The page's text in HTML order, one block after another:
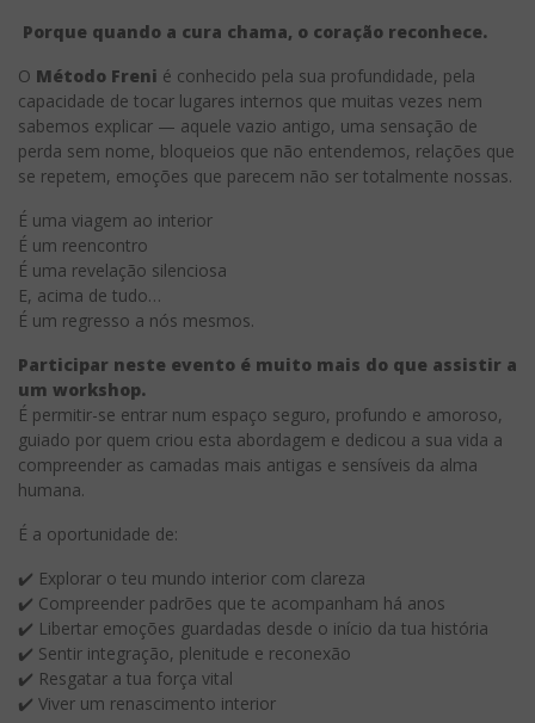
Porque quando a cura chama, o coração reconhece.
O Método Freni é conhecido pela sua profundidade, pela
capacidade de tocar lugares internos que muitas vezes nem
sabemos explicar — aquele vazio antigo, uma sensação de
perda sem nome, bloqueios que não entendemos, relações que
se repetem, emoções que parecem não ser totalmente nossas.
É uma viagem ao interior
É um reencontro
É uma revelação silenciosa
E, acima de tudo…
É um regresso a nós mesmos.
Participar neste evento é muito mais do que assistir a
um workshop.
É permitir-se entrar num espaço seguro, profundo e amoroso,
guiado por quem criou esta abordagem e dedicou a sua vida a
compreender as camadas mais antigas e sensíveis da alma
humana.
É a oportunidade de:
✔️ Explorar o teu mundo interior com clareza
✔️ Compreender padrões que te acompanham há anos
✔️ Libertar emoções guardadas desde o início da tua história
✔️ Sentir integração, plenitude e reconexão
✔️ Resgatar a tua força vital
✔️ Viver um renascimento interior